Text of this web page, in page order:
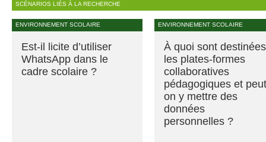
SCÉNARIOS LIÉS À LA RECHERCHE
ENVIRONNEMENT SCOLAIRE
Est-il licite d’utiliser
WhatsApp dans le
cadre scolaire ?
ENVIRONNEMENT SCOLAIRE
À quoi sont destinées
les plates-formes
collaboratives
pédagogiques et
on y mettre des
données
personnelles ?